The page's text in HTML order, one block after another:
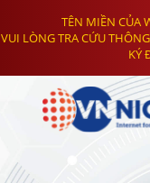
TÊN MIỀN CỦA
VUI LÒNG TRA CỨU
KÝ